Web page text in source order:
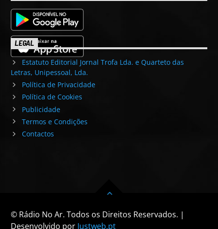
LEGAL
Estatuto Editorial Jornal Trofa Lda. e Quarteto das
Letras, Unipessoal, Lda.
Política de Privacidade
Política de Cookies
Publicidade
Termos e Condições
Contactos
© Rádio No Ar. Todos os Direitos Reservados. |
Desenvolvido por Justweb.pt